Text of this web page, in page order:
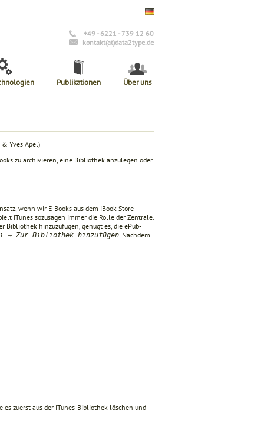
+49 - 6221 - 739 12 60
kontakt(at)data2type.de
Publikationen Über uns
Yves Apel)
zu archivieren, eine Bibliothek anzulegen oder
wenn wir E-Books aus dem iBook Store
iTunes sozusagen immer die Rolle der Zentrale.
Bibliothek hinzuzufügen, genügt es, die ePub-
→ Zur Bibliothek hinzufügen . Nachdem
es zuerst aus der iTunes-Bibliothek löschen und